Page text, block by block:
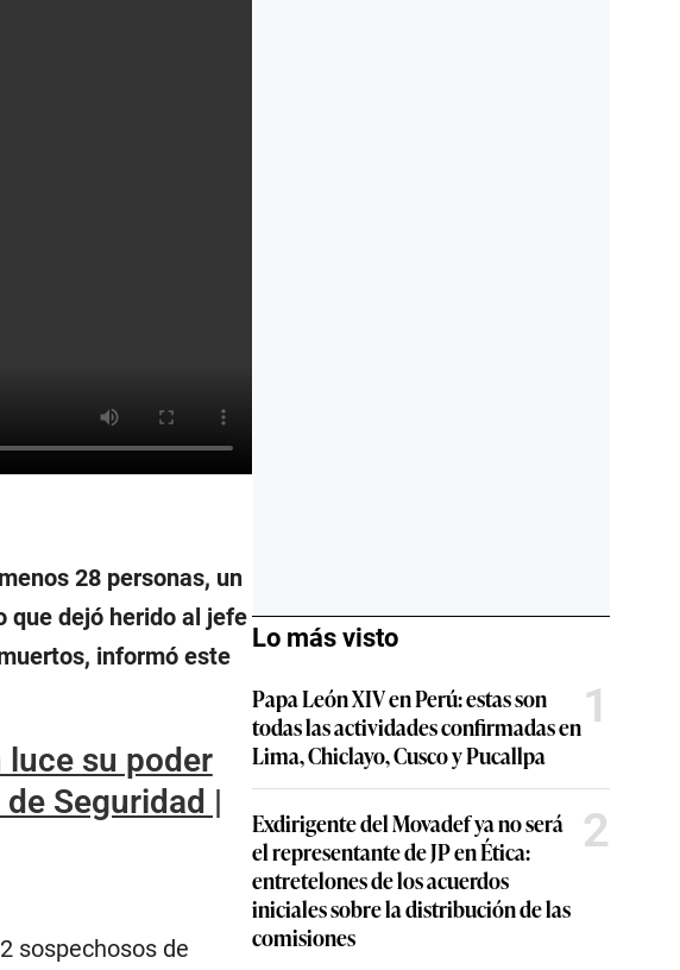
28 personas, un
que dejó herido al jefe
informó este
luce su poder
Seguridad |
sospechosos de
Lo más visto
Papa León XIV en Perú: estas son
todas las actividades confirmadas en
Lima, Chiclayo, Cusco y Pucallpa
1
Exdirigente del Movadef ya no será
el representante de JP en Ética:
entretelones de los acuerdos
iniciales sobre la distribución de las
comisiones
2